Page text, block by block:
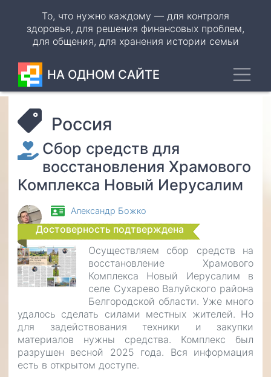
основному
содержанию
То, что нужно каждому — для контроля
здоровья, для решения финансовых проблем,
для общения, для хранения истории семьи
НА ОДНОМ САЙТЕ
Россия
Сбор средств для
восстановления Храмового
Комплекса Новый Иерусалим
Александр Божко
Достоверность подтверждена
Осуществляем сбор средств на
восстановление Храмового
Комплекса Новый Иерусалим в
селе Сухарево Валуйского района
Белгородской области. Уже много
удалось сделать силами местных жителей. Но
для задействования техники и закупки
материалов нужны средства. Комплекс был
разрушен весной 2025 года. Вся информация
есть в открытом доступе.